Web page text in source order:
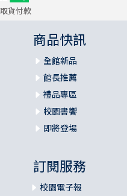
貨付款
商品快訊
全館新品
館長推薦
禮品專區
校園書饗
即將登場
訂閱服務
校園電子報